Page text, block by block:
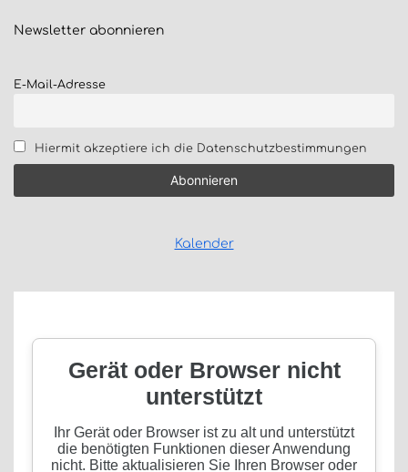
Newsletter abonnieren
E-Mail-Adresse
Hiermit akzeptiere ich die Datenschutzbestimmungen
Kalender